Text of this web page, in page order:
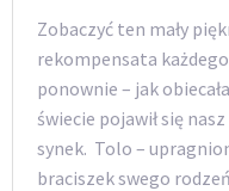
Zobaczyć ten mały
rekompensata
ponownie – jak
świecie pojawił się
synek. Tolo –
braciszek swego